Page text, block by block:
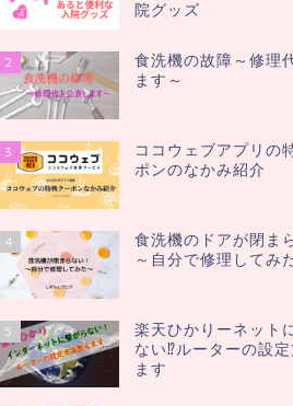
院グッズ
2
食洗機の故障～修理
ます～
3
ココウェブアプリの
ポンのなかみ紹介
4
食洗機のドアが閉ま
～自分で修理してみ
5
楽天ひかりーネット
ない⁉ルーターの設定
ます